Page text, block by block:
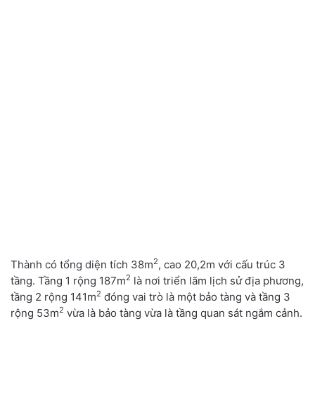
Thành có tổng diện tích 38m2, cao 20,2m với cấu trúc 3
tầng. Tầng 1 rộng 187m2 là nơi triển lãm lịch sử địa phương,
tầng 2 rộng 141m2 đóng vai trò là một bảo tàng và tầng 3
rộng 53m2 vừa là bảo tàng vừa là tầng quan sát ngắm cảnh.